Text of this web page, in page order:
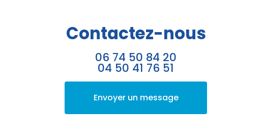
Contactez-nous
06 74 50 84 20
04 50 41 76 51
Envoyer un message